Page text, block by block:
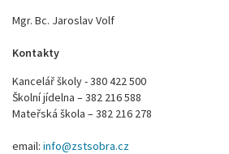
Mgr. Bc. Jaroslav Volf
Kontakty
Kancelář školy - 380 422 500
Školní jídelna – 382 216 588
Mateřská škola – 382 216 278
email: info@zstsobra.cz